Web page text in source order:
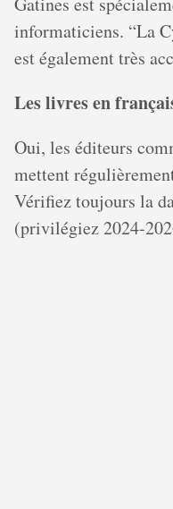
informaticiens. “La
est également très
Les livres en
Oui, les éditeurs
mettent
Vérifiez toujours la
(privilégiez 2024-